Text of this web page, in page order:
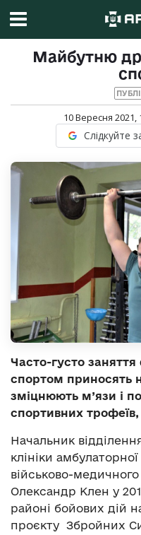
Майбутню
10 Вересня 2021,
Слідкуйте
Часто-густо
спортом приносять
зміцнюють м’язи і
спортивних
Начальник
клініки
військово-
Олександр Клен у
районі бойових дій
проєкту Збройних